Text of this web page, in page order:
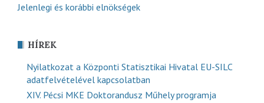
Jelenlegi és korábbi elnökségek
HÍREK
Nyilatkozat a Központi Statisztikai Hivatal EU-SILC
adatfelvételével kapcsolatban
XIV. Pécsi MKE Doktorandusz Műhely programja